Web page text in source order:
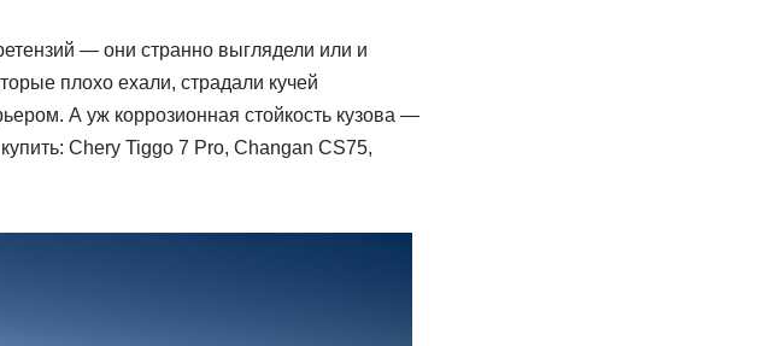
— они странно выглядели или и
плохо ехали, страдали кучей
А уж коррозионная стойкость кузова —
Chery Tiggo 7 Pro, Changan CS75,